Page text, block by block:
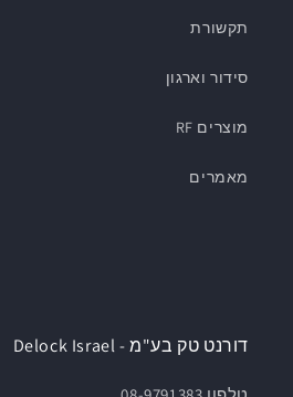
תקשורת
סידור וארגון
מוצרים RF
מאמרים
דורנט טק בע"מ - Delock Israel